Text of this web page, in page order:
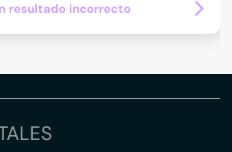
resultado incorrecto